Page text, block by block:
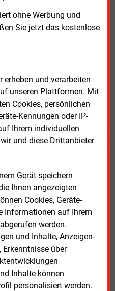
ohne Werbung und
Sie jetzt das kostenlose
und verarbeiten
unseren Plattformen. Mit
Cookies, persönlichen
Kennungen oder IP-
Ihrem individuellen
und diese Drittanbieter
Gerät speichern
Ihnen angezeigten
Cookies, Geräte-
Informationen auf Ihrem
werden.
und Inhalte, Anzeigen-
über
Inhalte können
personalisiert werden.
redaktionellen Beitrag für
Zugang
Nachrichten mit
E&M